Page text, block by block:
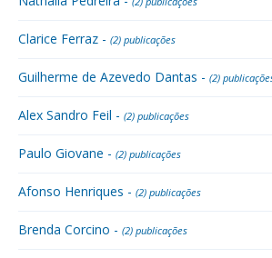
Clarice Ferraz - (2) publicações
Guilherme de Azevedo Dantas - (2)
Alex Sandro Feil - (2) publicações
Paulo Giovane - (2) publicações
Afonso Henriques - (2) publicações
Brenda Corcino - (2) publicações